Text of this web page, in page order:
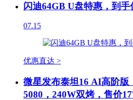
闪迪64GB U盘特惠，到手
07.15
优惠直达 >
微星发布泰坦16 AI高阶版
5080，240W双烤，售价